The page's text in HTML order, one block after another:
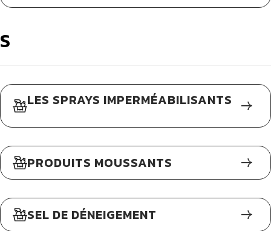
S
LES SPRAYS IMPERMÉABILISANTS
PRODUITS MOUSSANTS
SEL DE DÉNEIGEMENT